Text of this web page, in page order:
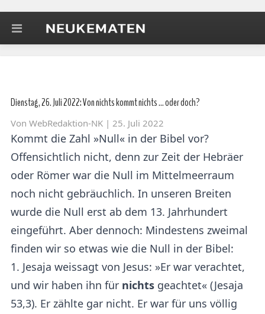
Dienstag, 26. Juli 2022: Von nichts kommt nichts … oder doch?
Von WebRedaktion-NK | 25. Juli 2022
Kommt die Zahl »Null« in der Bibel vor?
Offensichtlich nicht, denn zur Zeit der Hebräer
oder Römer war die Null im Mittelmeerraum
noch nicht gebräuchlich. In unseren Breiten
wurde die Null erst ab dem 13. Jahrhundert
eingeführt. Aber dennoch: Mindestens zweimal
finden wir so etwas wie die Null in der Bibel:
1. Jesaja weissagt von Jesus: »Er war verachtet,
und wir haben ihn für nichts geachtet« (Jesaja
53,3). Er zählte gar nicht. Er war für uns völlig